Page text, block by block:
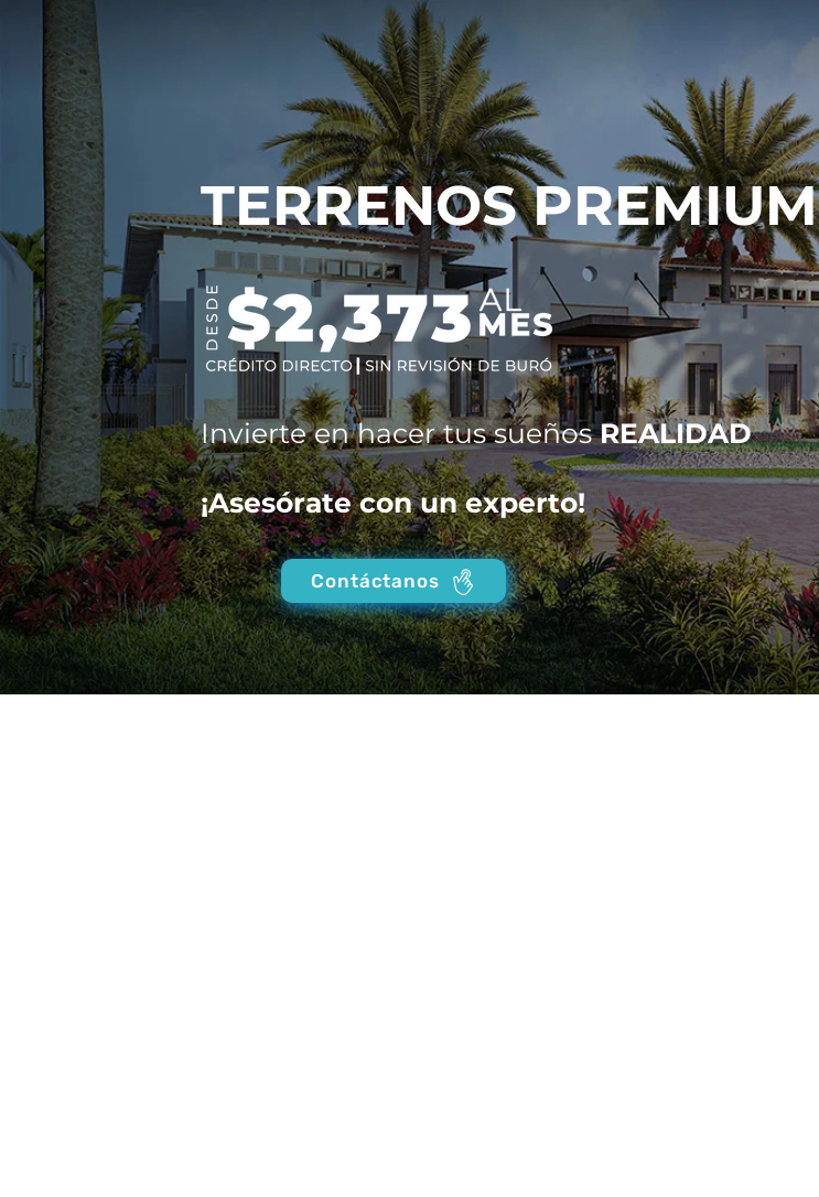
TERRENOS PREMIUM
Invierte en hacer tus sueñosREALIDAD
¡Asesórate con un experto!
Contáctanos